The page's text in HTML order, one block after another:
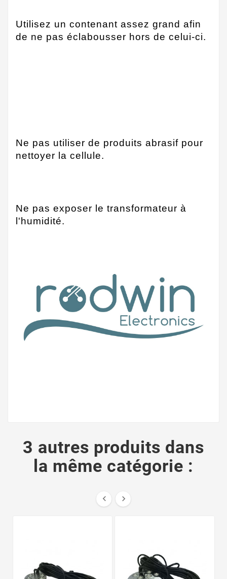
Utilisez un contenant assez grand afin
de ne pas éclabousser hors de celui-ci.
Ne pas utiliser de produits abrasif pour
nettoyer la cellule.
Ne pas exposer le transformateur à
l'humidité.
3 autres produits dans
la même catégorie :
 